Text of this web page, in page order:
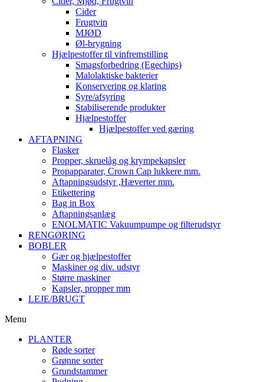
Cider
Frugtvin
MJØD
Øl-brygning
Hjælpestoffer til vinfremstilling
Smagsforbedring (Egechips)
Malolaktiske bakterier
Konservering og klaring
Syre/afsyring
Stabiliserende produkter
Hjælpestoffer
Hjælpestoffer ved gæring
AFTAPNING
Flasker
Propper, skruelåg og krympekapsler
Propapparater, Crown Cap lukkere mm.
Aftapningsudstyr ,Hæverter mm.
Etikettering
Bag in Box
Aftapningsanlæg
ENOLMATIC Vakuumpumpe og filterudstyr
RENGØRING
BOBLER
Gær og hjælpestoffer
Maskiner og div. udstyr
Større maskiner
Kapsler, propper mm
LEJE/BRUGT
Menu
PLANTER
Røde sorter
Grønne sorter
Grundstammer